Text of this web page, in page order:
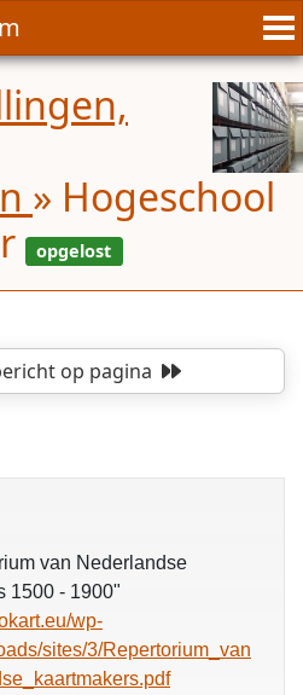
» Hogeschool
op pagina
van Nederlandse
1500 - 1900"
wp-
sites/3/Repertorium_van